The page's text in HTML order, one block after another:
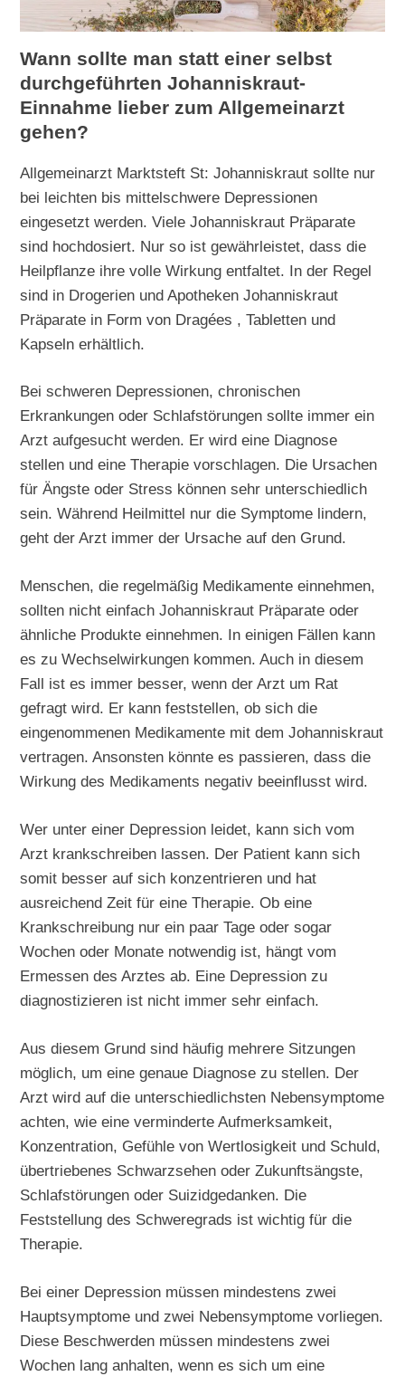
Wann sollte man statt einer selbst
durchgeführten Johanniskraut-
Einnahme lieber zum Allgemeinarzt
gehen?
Allgemeinarzt Marktsteft St: Johanniskraut sollte nur
bei leichten bis mittelschwere Depressionen
eingesetzt werden. Viele Johanniskraut Präparate
sind hochdosiert. Nur so ist gewährleistet, dass die
Heilpflanze ihre volle Wirkung entfaltet. In der Regel
sind in Drogerien und Apotheken Johanniskraut
Präparate in Form von Dragées , Tabletten und
Kapseln erhältlich.
Bei schweren Depressionen, chronischen
Erkrankungen oder Schlafstörungen sollte immer ein
Arzt aufgesucht werden. Er wird eine Diagnose
stellen und eine Therapie vorschlagen. Die Ursachen
für Ängste oder Stress können sehr unterschiedlich
sein. Während Heilmittel nur die Symptome lindern,
geht der Arzt immer der Ursache auf den Grund.
Menschen, die regelmäßig Medikamente einnehmen,
sollten nicht einfach Johanniskraut Präparate oder
ähnliche Produkte einnehmen. In einigen Fällen kann
es zu Wechselwirkungen kommen. Auch in diesem
Fall ist es immer besser, wenn der Arzt um Rat
gefragt wird. Er kann feststellen, ob sich die
eingenommenen Medikamente mit dem Johanniskraut
vertragen. Ansonsten könnte es passieren, dass die
Wirkung des Medikaments negativ beeinflusst wird.
Wer unter einer Depression leidet, kann sich vom
Arzt krankschreiben lassen. Der Patient kann sich
somit besser auf sich konzentrieren und hat
ausreichend Zeit für eine Therapie. Ob eine
Krankschreibung nur ein paar Tage oder sogar
Wochen oder Monate notwendig ist, hängt vom
Ermessen des Arztes ab. Eine Depression zu
diagnostizieren ist nicht immer sehr einfach.
Aus diesem Grund sind häufig mehrere Sitzungen
möglich, um eine genaue Diagnose zu stellen. Der
Arzt wird auf die unterschiedlichsten Nebensymptome
achten, wie eine verminderte Aufmerksamkeit,
Konzentration, Gefühle von Wertlosigkeit und Schuld,
übertriebenes Schwarzsehen oder Zukunftsängste,
Schlafstörungen oder Suizidgedanken. Die
Feststellung des Schweregrads ist wichtig für die
Therapie.
Bei einer Depression müssen mindestens zwei
Hauptsymptome und zwei Nebensymptome vorliegen.
Diese Beschwerden müssen mindestens zwei
Wochen lang anhalten, wenn es sich um eine